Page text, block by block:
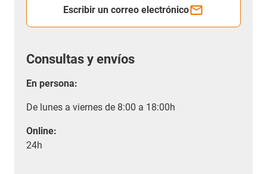
Escribir un correo electrónico
Consultas y envíos
En persona:
De lunes a viernes de 8:00 a 18:00h
Online:
24h